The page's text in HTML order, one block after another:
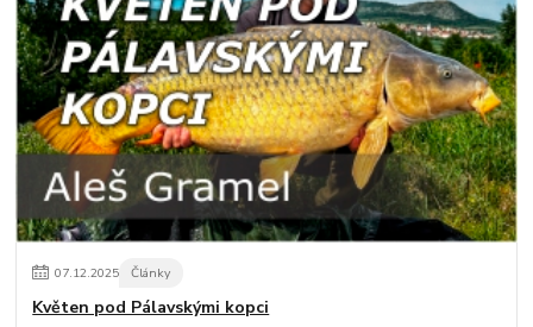
07.12.2025 Články
Květen pod Pálavskými kopci